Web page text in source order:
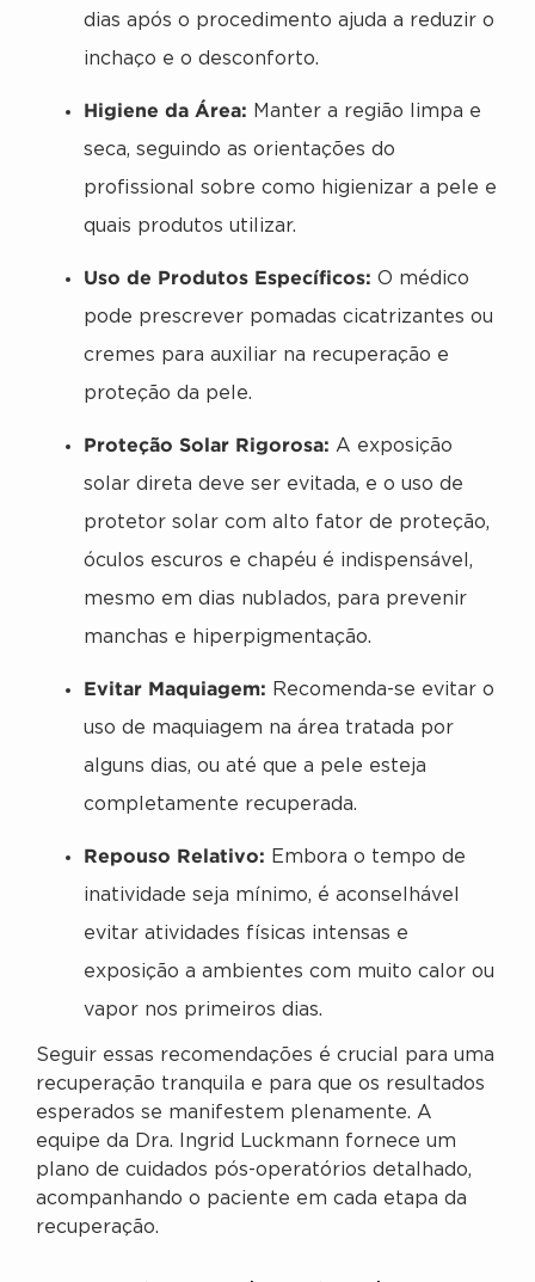
dias após o procedimento ajuda a reduzir o
inchaço e o desconforto.
Higiene da Área: Manter a região limpa e
seca, seguindo as orientações do
profissional sobre como higienizar a pele e
quais produtos utilizar.
Uso de Produtos Específicos: O médico
pode prescrever pomadas cicatrizantes ou
cremes para auxiliar na recuperação e
proteção da pele.
Proteção Solar Rigorosa: A exposição
solar direta deve ser evitada, e o uso de
protetor solar com alto fator de proteção,
óculos escuros e chapéu é indispensável,
mesmo em dias nublados, para prevenir
manchas e hiperpigmentação.
Evitar Maquiagem: Recomenda-se evitar o
uso de maquiagem na área tratada por
alguns dias, ou até que a pele esteja
completamente recuperada.
Repouso Relativo: Embora o tempo de
inatividade seja mínimo, é aconselhável
evitar atividades físicas intensas e
exposição a ambientes com muito calor ou
vapor nos primeiros dias.
Seguir essas recomendações é crucial para uma
recuperação tranquila e para que os resultados
esperados se manifestem plenamente. A
equipe da Dra. Ingrid Luckmann fornece um
plano de cuidados pós-operatórios detalhado,
acompanhando o paciente em cada etapa da
recuperação.